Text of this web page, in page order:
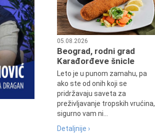
05.08.2026
Beograd, rodni grad
Karađorđeve šnicle
Leto je u punom zamahu, pa
ako ste od onih koji se
pridržavaju saveta za
preživljavanje tropskih vrućina,
sigurno vam ni...
Detaljnije ›